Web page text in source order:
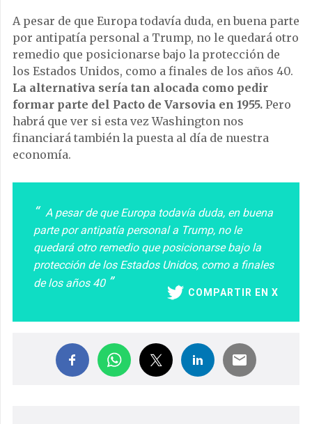
A pesar de que Europa todavía duda, en buena parte
por antipatía personal a Trump, no le quedará otro
remedio que posicionarse bajo la protección de
los Estados Unidos, como a finales de los años 40.
La alternativa sería tan alocada como pedir
formar parte del Pacto de Varsovia en 1955. Pero
habrá que ver si esta vez Washington nos
financiará también la puesta al día de nuestra
economía.
A pesar de que Europa todavía duda, en buena
parte por antipatía personal a Trump, no le
quedará otro remedio que posicionarse bajo la
protección de los Estados Unidos, como a finales
de los años 40
COMPARTIR EN X